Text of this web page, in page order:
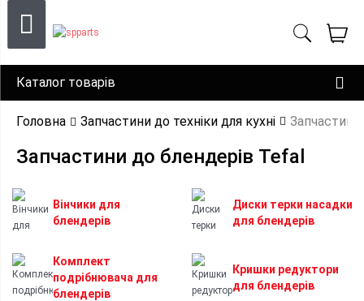
Каталог товарів
Головна Запчастини до техніки для кухні
Запчастини до блендерів Tefal
Вінчики для
блендерів
Диски терки насадки
для блендерів
Комплект
подрібнювача для
блендерів
Кришки редуктори
для блендерів